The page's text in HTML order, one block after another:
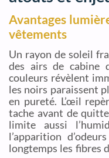
Avantages
vêtements
Un rayon de soleil
des airs de cabine
couleurs révèlent
les noirs paraissent
en pureté. L’œil
tache avant de
limite aussi
l’apparition
longtemps les fibres